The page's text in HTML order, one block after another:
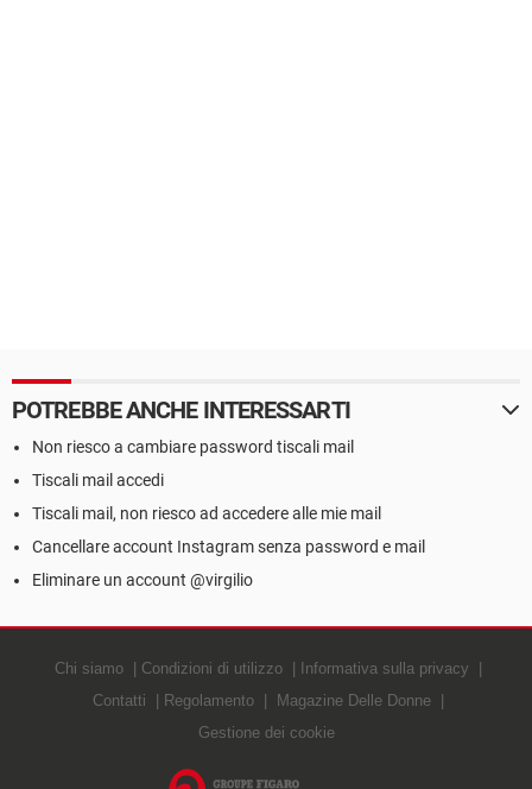
POTREBBE ANCHE INTERESSARTI
Non riesco a cambiare password tiscali mail
Tiscali mail accedi
Tiscali mail, non riesco ad accedere alle mie mail
Cancellare account Instagram senza password e mail
Eliminare un account @virgilio
Chi siamo Condizioni di utilizzo
Informativa sulla privacy
Contatti
Regolamento
Magazine Delle Donne
Gestione dei cookie